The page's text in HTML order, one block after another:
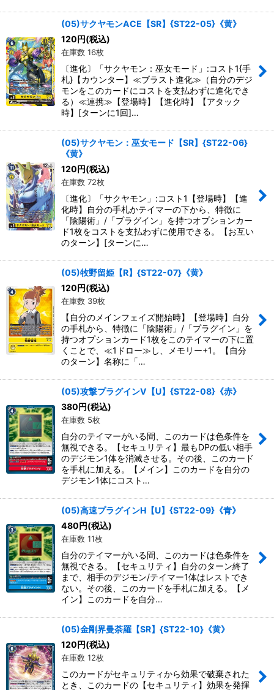
(05)サクヤモンACE【SR】{ST22-05}《黄》
120 円(税込)
在庫数 16枚
〔進化〕「サクヤモン：巫女モード」:コスト1{手
札}【カウンター】≪ブラスト進化≫（自分のデジ
モンをこのカードにコストを支払わずに進化でき
る）≪連携≫【登場時】【進化時】【アタック
時】[ターンに1回]…
(05)サクヤモン：巫女モード【SR】{ST22-06}
《黄》
120 円(税込)
在庫数 72枚
〔進化〕「サクヤモン」:コスト1【登場時】【進
化時】自分の手札かテイマーの下から、特徴に
「陰陽術」/「プラグイン」を持つオプションカー
ド1枚をコストを支払わずに使用できる。【お互い
のターン】[ターンに…
(05)牧野留姫【R】{ST22-07}《黄》
120 円(税込)
在庫数 39枚
【自分のメインフェイズ開始時】【登場時】自分
の手札から、特徴に「陰陽術」/「プラグイン」を
持つオプションカード1枚をこのテイマーの下に置
くことで、≪1ドロー≫し、メモリー+1。【自分
のターン】名称に「…
(05)攻撃プラグインV【U】{ST22-08}《赤》
380 円(税込)
在庫数 5枚
自分のテイマーがいる間、このカードは色条件を
無視できる。【セキュリティ】最もDPの低い相手
のデジモン1体を消滅させる。その後、このカード
を手札に加える。【メイン】このカードを自分の
デジモン1体にコスト…
(05)高速プラグインH【U】{ST22-09}《青》
480 円(税込)
在庫数 11枚
自分のテイマーがいる間、このカードは色条件を
無視できる。【セキュリティ】自分のターン終了
まで、相手のデジモン/テイマー1体はレストでき
ない。その後、このカードを手札に加える。【メ
イン】このカードを自分…
(05)金剛界曼荼羅【SR】{ST22-10}《黄》
120 円(税込)
在庫数 12枚
このカードがセキュリティから効果で破棄された
とき、このカードの【セキュリティ】効果を発揮